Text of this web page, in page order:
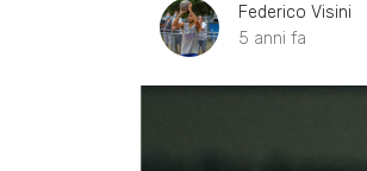
Federico Visini
5 anni fa